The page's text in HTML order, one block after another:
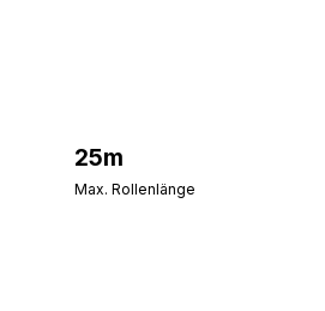
25m
Max. Rollenlänge